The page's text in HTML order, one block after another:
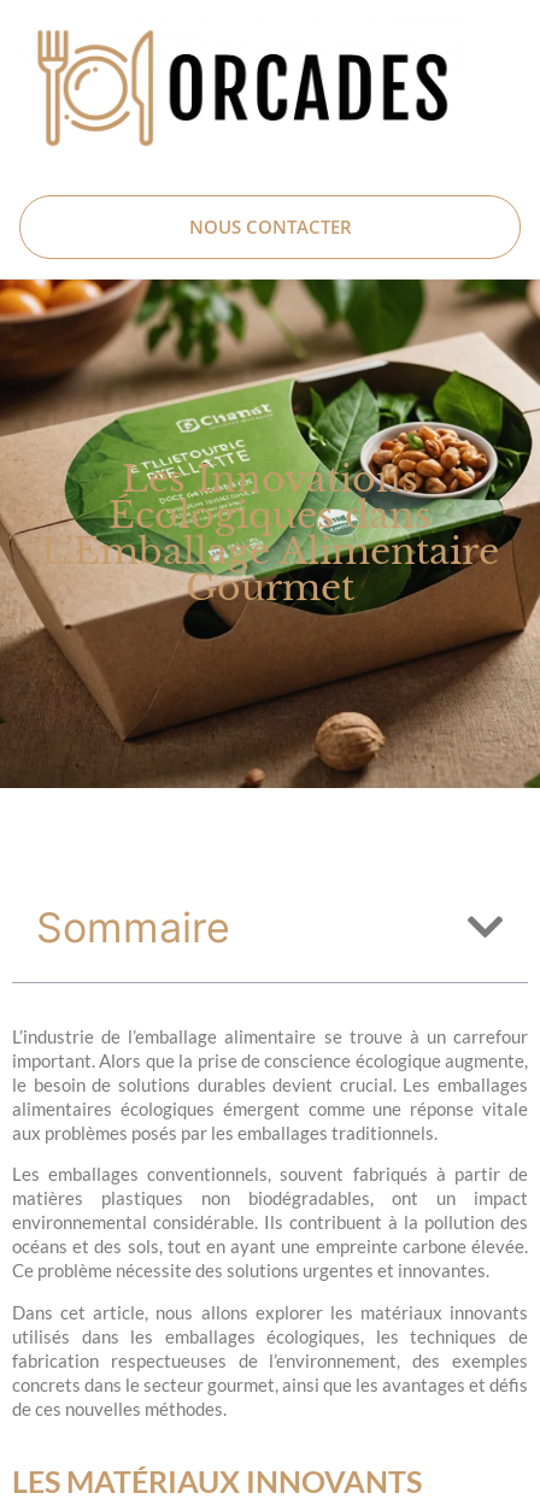
NOUS CONTACTER
Les Innovations
Écologiques dans
L’Emballage Alimentaire
Gourmet
Sommaire
L’industrie de l’emballage alimentaire se trouve à un carrefour
important. Alors que la prise de conscience écologique augmente,
le besoin de solutions durables devient crucial. Les emballages
alimentaires écologiques émergent comme une réponse vitale
aux problèmes posés par les emballages traditionnels.
Les emballages conventionnels, souvent fabriqués à partir de
matières plastiques non biodégradables, ont un impact
environnemental considérable. Ils contribuent à la pollution des
océans et des sols, tout en ayant une empreinte carbone élevée.
Ce problème nécessite des solutions urgentes et innovantes.
Dans cet article, nous allons explorer les matériaux innovants
utilisés dans les emballages écologiques, les techniques de
fabrication respectueuses de l’environnement, des exemples
concrets dans le secteur gourmet, ainsi que les avantages et défis
de ces nouvelles méthodes.
LES MATÉRIAUX INNOVANTS